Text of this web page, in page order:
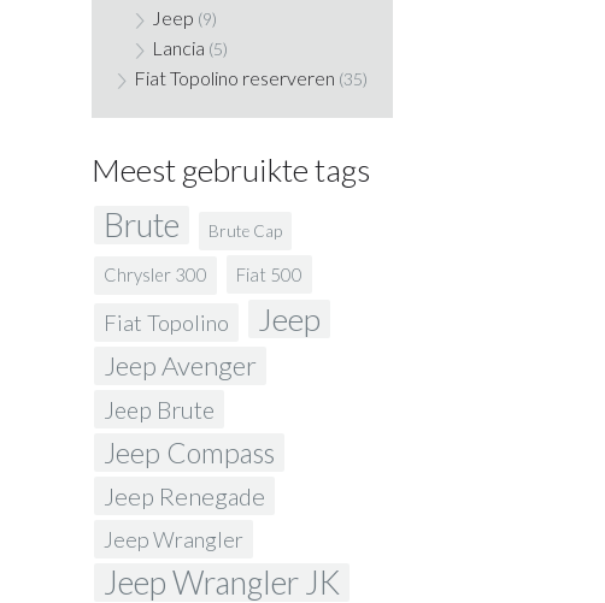
Jeep (9)
Lancia (5)
Fiat Topolino reserveren (35)
Meest gebruikte tags
Brute Brute Cap
Chrysler 300 Fiat 500
Fiat Topolino Jeep
Jeep Avenger
Jeep Brute
Jeep Compass
Jeep Renegade
Jeep Wrangler
Jeep Wrangler JK